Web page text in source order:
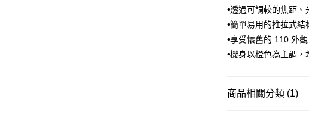
玉山商業銀行
台新國際商業銀行
台灣樂天信用卡公司
聯邦商業銀行
元大商業銀行
台新國際商業銀行
台灣樂天信用卡公司
運送方式
付款後全家取貨
每筆NT$80，滿
每筆NT$80，滿
•透過可調較的焦距
•簡單易用的推拉式
•享受懷舊的 110 外觀
•機身以橙色為主調，
商品相關分類 (1)